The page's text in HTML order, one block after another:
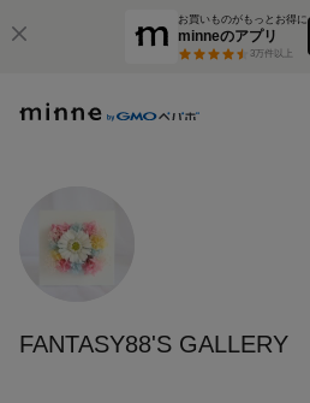
お買いものがもっとお得に
minneのアプリ
3万件以上
FANTASY88'S GALLERY